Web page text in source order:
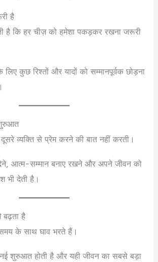
है
है कि हर चीज़ को हमेशा पकड़कर रखना जरूरी
कुछ रिश्तों और यादों को सम्मानपूर्वक छोड़ना
व्यक्ति से प्रेम करने की बात नहीं करती।
आत्म-सम्मान बनाए रखने और अपने जीवन को
भी देती है।
है
के साथ घाव भरते हैं।
शुरुआत होती है और यही जीवन का सबसे बड़ा